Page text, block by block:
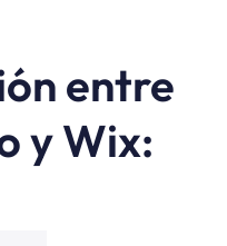
entre
y Wix: